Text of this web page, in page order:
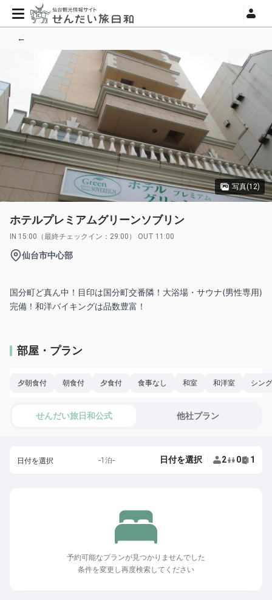
←
写真(12)
ホテルプレミアムグリーンソブリン
IN 15:00（最終チェックイン：29:00） OUT 11:00
仙台市中心部
国分町ど真ん中！目印は国分町交番隣！大浴場・サウナ(男性専用)
部屋・プラン
夕朝食付 朝食付 夕食付 食事なし 和室 和洋室 シン
せんだい旅日和公式 他社プラン
日付を選択 1泊 日付を選択 2 0 1
予約可能なプランが見つかりませんでした
条件を変更し再度検索してください